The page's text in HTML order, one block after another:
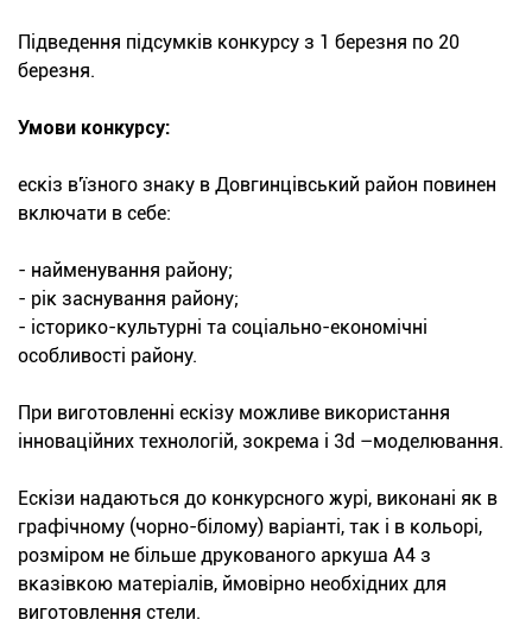
Підведення підсумків конкурсу з 1 березня по 20
березня.
Умови конкурсу:
ескіз в'їзного знаку в Довгинцівський район повинен
включати в себе:
- найменування району;
- рік заснування району;
- історико-культурні та соціально-економічні
особливості району.
При виготовленні ескізу можливе використання
інноваційних технологій, зокрема і 3d –моделювання.
Ескізи надаються до конкурсного журі, виконані як в
графічному (чорно-білому) варіанті, так і в кольорі,
розміром не більше друкованого аркуша А4 з
вказівкою матеріалів, ймовірно необхідних для
виготовлення стели.